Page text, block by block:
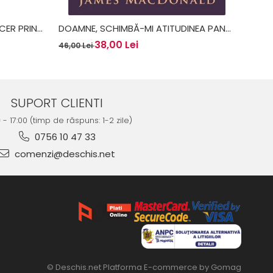
PRIN
2 -
DOAMNE, SCHIMBĂ-MI ATITUDINEA PANĂ
NU E PREA TÂRZIU - JAMES MACDONALD
46,00 Lei38,00 Lei
SUPORT CLIENTI
- 17:00 (timp de răspuns: 1-2 zile)
0756 10 47 33
comenzi@deschis.net
© Deschis.net Platforma E-commerce by Gomag